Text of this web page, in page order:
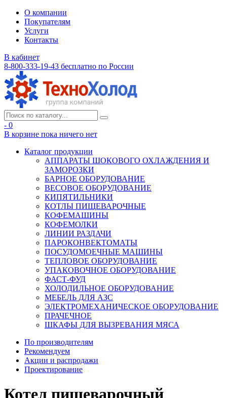
О компании
Покупателям
Услуги
Контакты
В кабинет
8-800-333-19-43 бесплатно по России
- 0
В корзине пока ничего нет
Каталог продукции
АППАРАТЫ ШОКОВОГО ОХЛАЖДЕНИЯ И
ЗАМОРОЗКИ
БАРНОЕ ОБОРУДОВАНИЕ
ВЕСОВОЕ ОБОРУДОВАНИЕ
КИПЯТИЛЬНИКИ
КОТЛЫ ПИЩЕВАРОЧНЫЕ
КОФЕМАШИНЫ
КОФЕМОЛКИ
ЛИНИИ РАЗДАЧИ
ПАРОКОНВЕКТОМАТЫ
ПОСУДОМОЕЧНЫЕ МАШИНЫ
ТЕПЛОВОЕ ОБОРУДОВАНИЕ
УПАКОВОЧНОЕ ОБОРУДОВАНИЕ
ФАСТ-ФУД
ХОЛОДИЛЬНОЕ ОБОРУДОВАНИЕ
МЕБЕЛЬ ДЛЯ АЗС
ЭЛЕКТРОМЕХАНИЧЕСКОЕ ОБОРУДОВАНИЕ
ПРАЧЕЧНОЕ
ШКАФЫ ДЛЯ ВЫЗРЕВАНИЯ МЯСА
По производителям
Рекомендуем
Акции и распродажи
Проектирование
Котел пищеварочный